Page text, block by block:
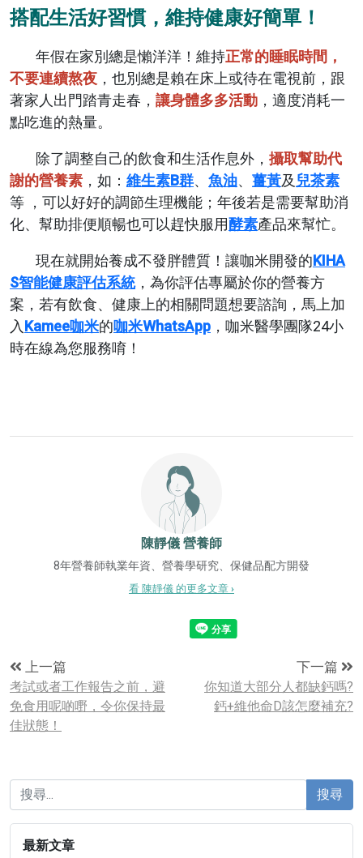
搭配生活好習慣，維持健康好簡單！
年假在家別總是懶洋洋！維持正常的睡眠時間，
不要連續熬夜 ，也別總是賴在床上或待在電視前，跟
著家人出門踏青走春， 讓身體多多活動 ，適度消耗一
點吃進的熱量。
除了調整自己的飲食和生活作息外， 攝取幫助代
謝的營養素 ，如： 維生素B群、 魚油、 薑黃及 兒茶素
等 ，可以好好的調節生理機能；年後若是需要幫助消
化、幫助排便順暢也可以趕快服用酵素產品來幫忙。
現在就開始養成不發胖體質！讓咖米開發的KIHA
S智能健康評估系統，為你評估專屬於你的營養方
案，若有飲食、健康上的相關問題想要諮詢，馬上加
入 Kamee咖米的咖米WhatsApp ，咖米醫學團隊24小
時在線為您服務唷！
陳靜儀 營養師
8年營養師執業年資、營養學研究、保健品配方開發
看 陳靜儀 的更多文章 ›
上一篇
考試或者工作報告之前，避
免食用呢啲嘢，令你保持最
佳狀態！
下一篇
你知道大部分人都缺鈣嗎?
鈣+維他命D該怎麼補充?
搜尋
最新文章